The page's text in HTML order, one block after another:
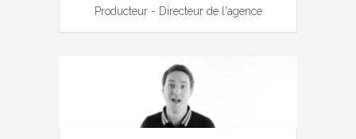
Producteur - Directeur de l'agence